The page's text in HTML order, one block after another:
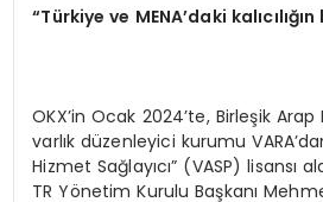
“Türkiye ve MENA’daki
OKX’in Ocak 2024’te, Birleşik
varlık düzenleyici kurumu
Hizmet Sağlayıcı” (VASP) lisansı
TR Yönetim Kurulu Başkanı